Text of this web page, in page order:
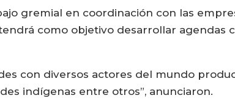
gremial en coordinación con las
como objetivo desarrollar agendas
con diversos actores del mundo
indígenas entre otros”, anunciaron.